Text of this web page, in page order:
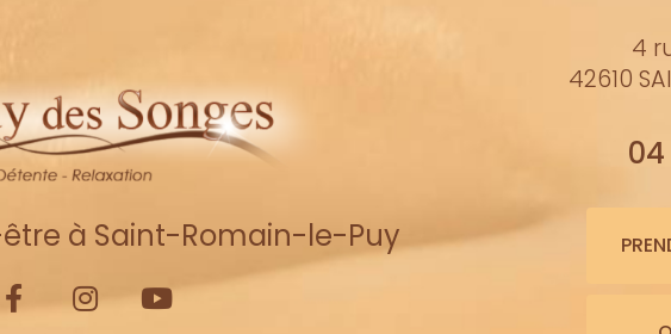
à Saint-Romain-le-Puy
4
42610
04